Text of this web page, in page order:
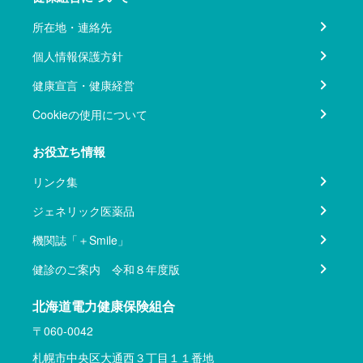
所在地・連絡先
個人情報保護方針
健康宣言・健康経営
Cookieの使用について
お役立ち情報
リンク集
ジェネリック医薬品
機関誌「＋Smile」
健診のご案内 令和８年度版
北海道電力健康保険組合
〒060-0042
札幌市中央区大通西３丁目１１番地